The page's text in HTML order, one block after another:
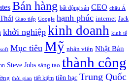
Bán hàng bất động sản CEO châu Á
Giao tiếp Google hạnh phúc internet Jack
khởi nghiệp kinh doanh kinh tế
Mục tiêu Mỹ nhân viên Nhật Bản
Steve Jobs sáng tạo thành công
thời gian tiết kiệm tiền bạc Trung Quốc